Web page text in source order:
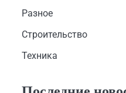
Разное
Строительство
Техника